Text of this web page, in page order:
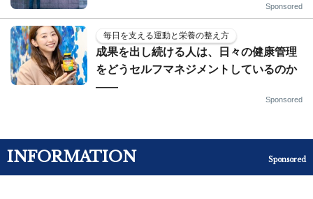
Sponsored
毎日を支える運動と栄養の整え方
成果を出し続ける人は、日々の健康管理
をどうセルフマネジメントしているのか
——
Sponsored
INFORMATION Sponsored